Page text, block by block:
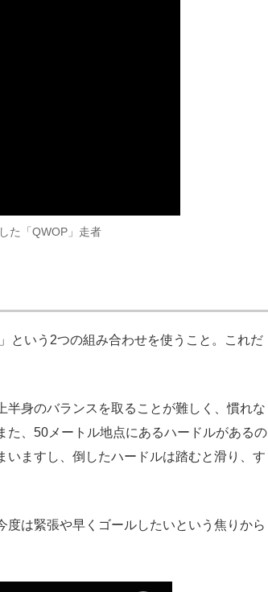
た「QWOP」走者
という2つの組み合わせを使うこと。これだ
身のバランスを取ることが難しく、慣れな
た、50メートル地点にあるハードルがあるの
ますし、倒したハードルは踏むと滑り、す
は緊張や早くゴールしたいという焦りから